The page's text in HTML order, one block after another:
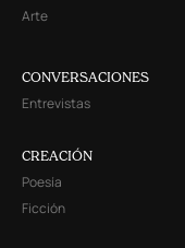
Arte
CONVERSACIONES
Entrevistas
CREACIÓN
Poesía
Ficción